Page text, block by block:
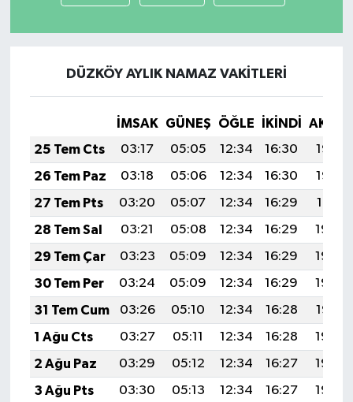
DÜZKÖY AYLIK NAMAZ VAKITLERI
İMSAK GÜNEŞ ÖĞLE İKINDI
25 Tem Cts
03:17 05:05 12:34 16:30
19:53
26 Tem Paz
03:18 05:06 12:34 16:30
19:52
27 Tem Pts
03:20 05:07 12:34 16:29
19:51
28 Tem Sal
03:21 05:08 12:34 16:29
19:50
29 Tem Çar
03:23 05:09 12:34 16:29
19:49
30 Tem Per
03:24 05:09 12:34 16:29
19:48
31 Tem Cum
03:26 05:10 12:34 16:28
19:47
1 Ağu Cts
03:27 05:11 12:34 16:28
19:46
2 Ağu Paz
03:29 05:12 12:34 16:27
19:45
3 Ağu Pts
03:30 05:13 12:34 16:27
19:44